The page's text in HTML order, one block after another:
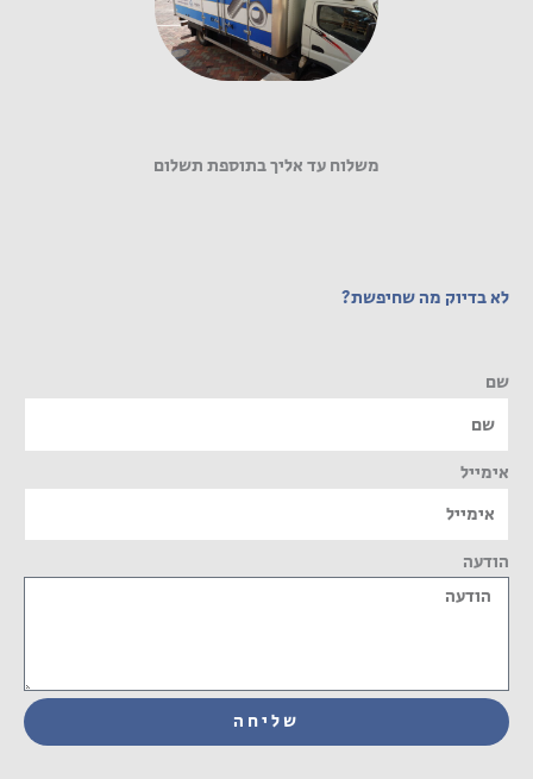
משלוח עד אליך בתוספת תשלום
לא בדיוק מה שחיפשת?
שם
אימייל
הודעה
שליחה